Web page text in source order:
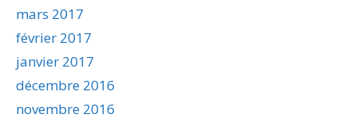
mars 2017
février 2017
janvier 2017
décembre 2016
novembre 2016